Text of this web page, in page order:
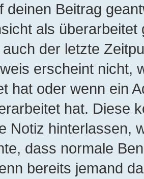
deinen Beitrag
als
der letzte
erscheint nicht,
hat oder wenn ein
hat. Diese
Notiz hinterlassen,
dass normale
bereits jemand